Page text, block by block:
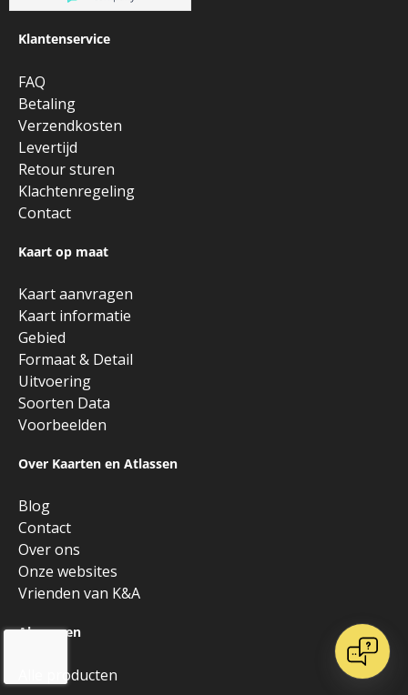
Klantenservice
FAQ
Betaling
Verzendkosten
Levertijd
Retour sturen
Klachtenregeling
Contact
Kaart op maat
Kaart aanvragen
Kaart informatie
Gebied
Formaat & Detail
Uitvoering
Soorten Data
Voorbeelden
Over Kaarten en Atlassen
Blog
Contact
Over ons
Onze websites
Vrienden van K&A
Algemeen
Alle producten